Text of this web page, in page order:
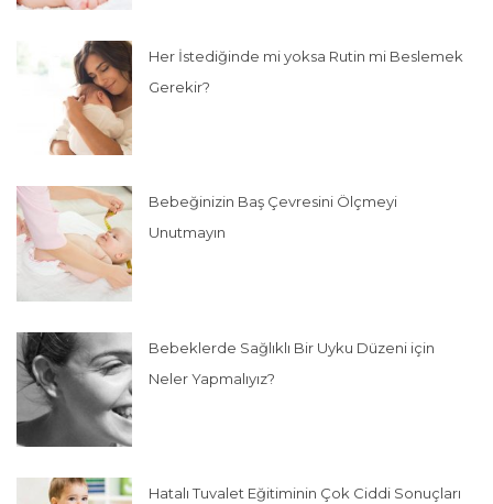
Her İstediğinde mi yoksa Rutin mi Beslemek
Gerekir?
Bebeğinizin Baş Çevresini Ölçmeyi
Unutmayın
Bebeklerde Sağlıklı Bir Uyku Düzeni için
Neler Yapmalıyız?
Hatalı Tuvalet Eğitiminin Çok Ciddi Sonuçları